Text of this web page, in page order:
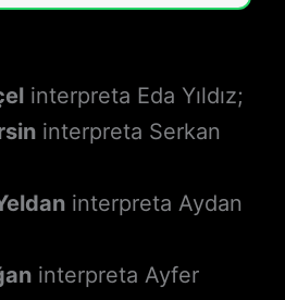
interpreta Eda Yıldız;
interpreta Serkan
interpreta Aydan
interpreta Ayfer